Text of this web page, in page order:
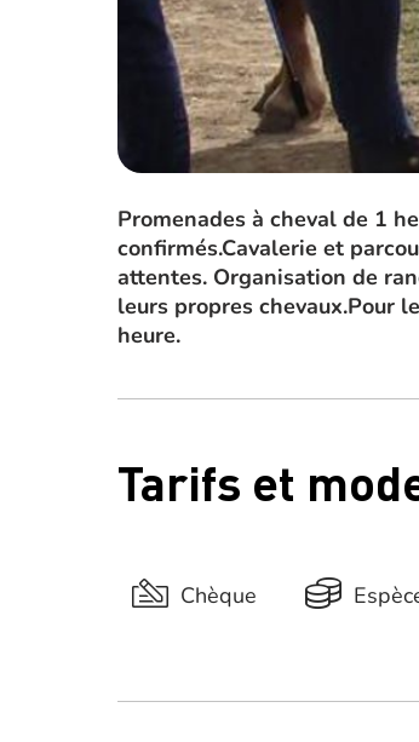
Promenades à cheval de 1
confirmés.Cavalerie et
attentes. Organisation de
leurs propres chevaux.Pour
heure.
Tarifs et
Chèque